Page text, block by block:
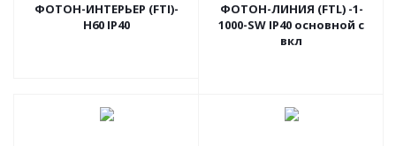
ФОТОН-ИНТЕРЬЕР (FTI)-
Н60 IP40
ФОТОН-ЛИНИЯ (FTL) -1-
1000-SW IP40 основной с
вкл